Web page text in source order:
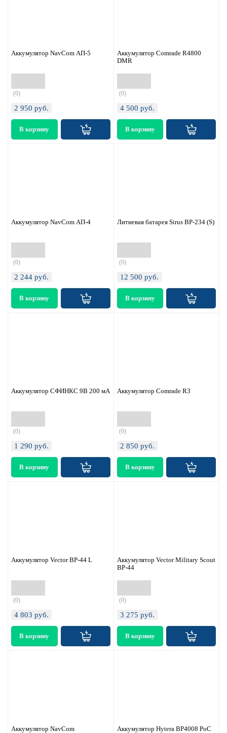
Аккумулятор NavCom АП-5
(0)
2 950 руб.
Аккумулятор Comrade R4800
DMR
(0)
4 500 руб.
Аккумулятор NavCom АП-4
(0)
2 244 руб.
Литиевая батарея Sirus BP-234 (S)
(0)
12 500 руб.
Аккумулятор СФИНКС 9В 200 мА
(0)
1 290 руб.
Аккумулятор Comrade R3
(0)
2 850 руб.
Аккумулятор Vector BP-44 L
(0)
4 803 руб.
Аккумулятор Vector Military Scout
BP-44
(0)
3 275 руб.
Аккумулятор NavCom
Аккумулятор Hytera BP4008 PoC